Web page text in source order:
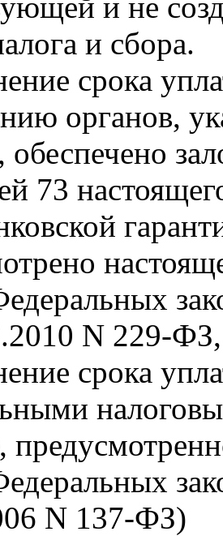
и сбора.
срока
органов,
обеспечено
73
N 229-
срока
N 137-ФЗ)